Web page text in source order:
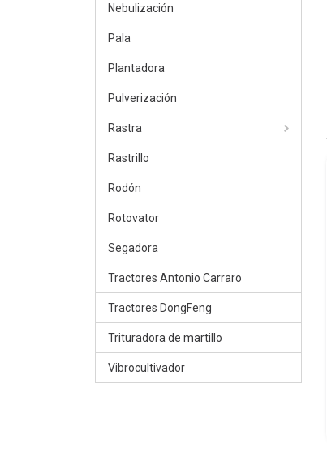
Nebulización
Pala
Plantadora
Pulverización
Rastra
Rastrillo
Rodón
Rotovator
Segadora
Tractores Antonio Carraro
Tractores DongFeng
Trituradora de martillo
Vibrocultivador